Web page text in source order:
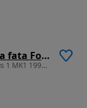
Prelungire tuning sport spoiler bara fata Ford Focus 1 MK1 1998-2001 v1
Prelungire tuning sport spoiler bara fata Ford Focus 1 MK1 1998-2001 v1